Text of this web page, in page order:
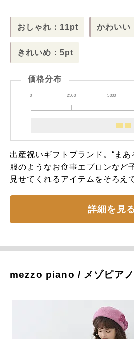
おしゃれ：11pt かわいい
きれいめ：5pt
価格分布
0 2500 5000
出産祝いギフトブランド。“まあ
服のようなお食事エプロンなど
見せてくれるアイテムをそろえ
詳細を見る
mezzo piano / メゾピアノ